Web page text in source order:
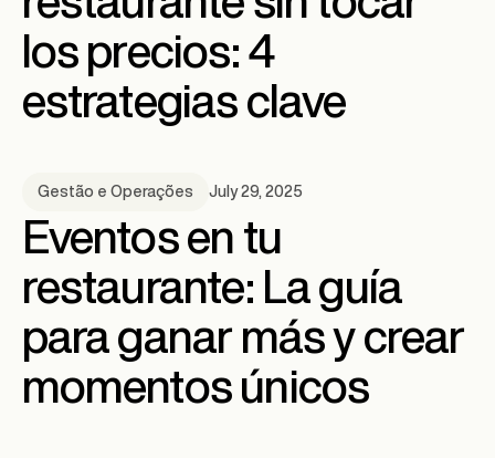
los precios: 4
estrategias clave
Gestão e Operações July 29, 2025
Eventos en tu
restaurante: La guía
para ganar más y crear
momentos únicos